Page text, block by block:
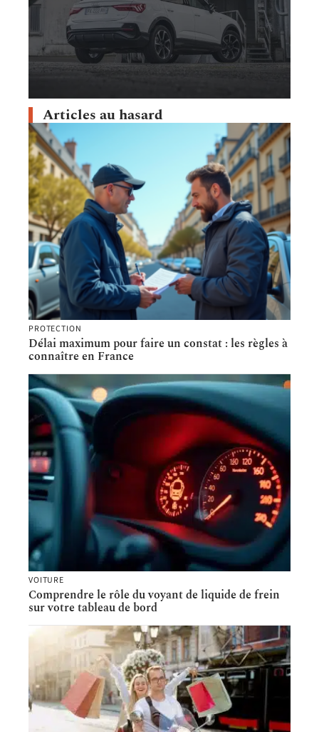
Articles au hasard
PROTECTION
Délai maximum pour faire un constat : les règles à
connaître en France
VOITURE
Comprendre le rôle du voyant de liquide de frein
sur votre tableau de bord